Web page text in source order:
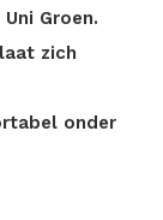
Groen.
zich
onder